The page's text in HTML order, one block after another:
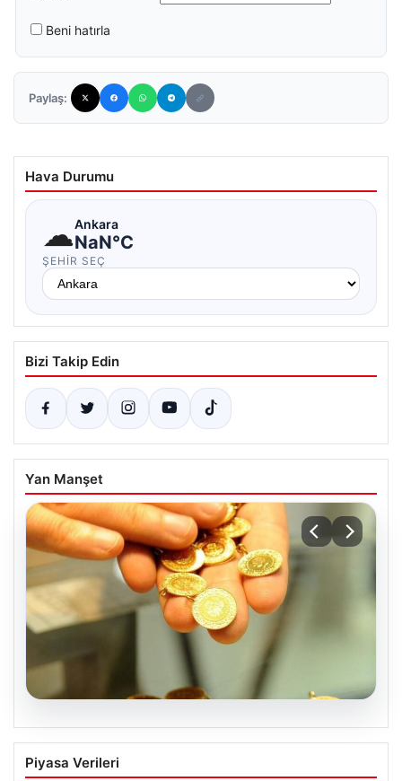
Beni hatırla
Paylaş:
Hava Durumu
☁Ankara
NaN°C
ŞEHIR SEÇ
Bizi Takip Edin
Yan Manşet
05.08.2026
Altın fiyatları canlı 2 Nisan 2026: Altın
fiyatları ne kadar oldu? Gram, çeyrek,
Piyasa Verileri